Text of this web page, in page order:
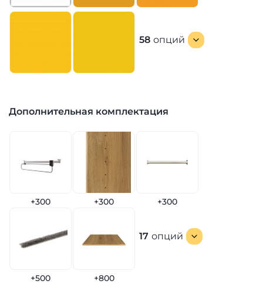
58 опций
Дополнительная комплектация
+300 +300 +300
+500 +800
17 опций